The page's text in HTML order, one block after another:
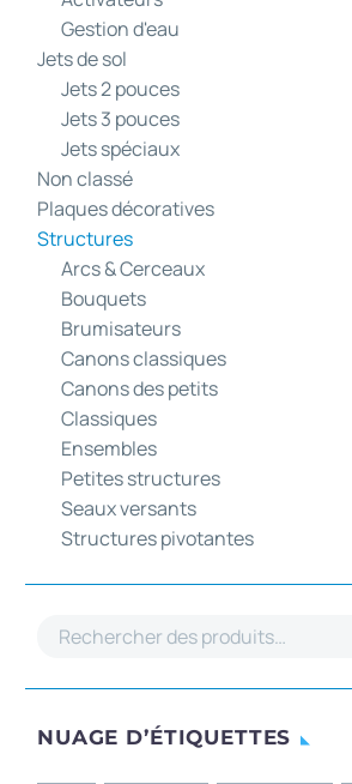
Gestion d'eau
Jets de sol
Jets 2 pouces
Jets 3 pouces
Jets spéciaux
Non classé
Plaques décoratives
Structures
Arcs & Cerceaux
Bouquets
Brumisateurs
Canons classiques
Canons des petits
Classiques
Ensembles
Petites structures
Seaux versants
Structures pivotantes
NUAGE D’ÉTIQUETTES